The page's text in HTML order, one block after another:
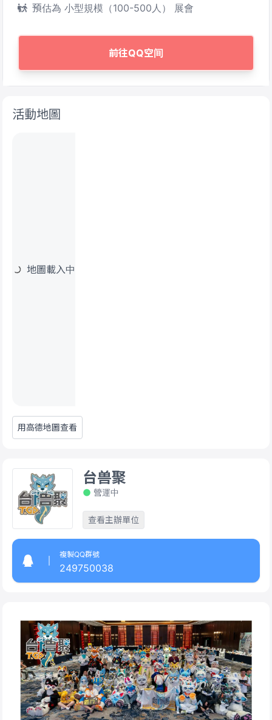
預估為 小型規模（100-500人） 展會
前往QQ空间
活動地圖
地圖載入中
用高德地圖查看
台兽聚
營運中
查看主辦單位
複製QQ群號
249750038